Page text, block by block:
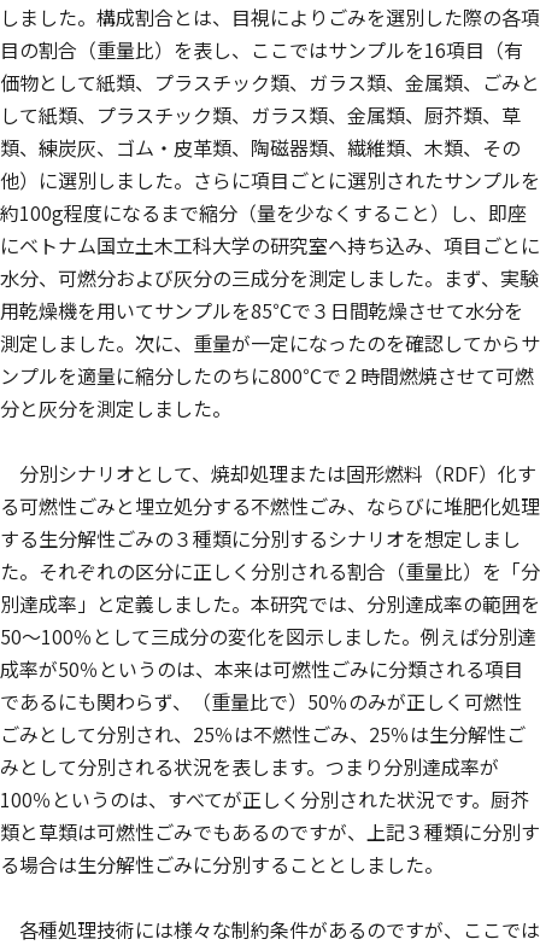
しました。構成割合とは、目視によりごみを選別した際の各項
目の割合（重量比）を表し、ここではサンプルを16項目（有
価物として紙類、プラスチック類、ガラス類、金属類、ごみと
して紙類、プラスチック類、ガラス類、金属類、厨芥類、草
類、練炭灰、ゴム・皮革類、陶磁器類、繊維類、木類、その
他）に選別しました。さらに項目ごとに選別されたサンプルを
約100g程度になるまで縮分（量を少なくすること）し、即座
にベトナム国立土木工科大学の研究室へ持ち込み、項目ごとに
水分、可燃分および灰分の三成分を測定しました。まず、実験
用乾燥機を用いてサンプルを85℃で３日間乾燥させて水分を
測定しました。次に、重量が一定になったのを確認してからサ
ンプルを適量に縮分したのちに800℃で２時間燃焼させて可燃
分と灰分を測定しました。
分別シナリオとして、焼却処理または固形燃料（RDF）化す
る可燃性ごみと埋立処分する不燃性ごみ、ならびに堆肥化処理
する生分解性ごみの３種類に分別するシナリオを想定しまし
た。それぞれの区分に正しく分別される割合（重量比）を「分
別達成率」と定義しました。本研究では、分別達成率の範囲を
50～100％として三成分の変化を図示しました。例えば分別達
成率が50％というのは、本来は可燃性ごみに分類される項目
であるにも関わらず、（重量比で）50％のみが正しく可燃性
ごみとして分別され、25％は不燃性ごみ、25％は生分解性ご
みとして分別される状況を表します。つまり分別達成率が
100％というのは、すべてが正しく分別された状況です。厨芥
類と草類は可燃性ごみでもあるのですが、上記３種類に分別す
る場合は生分解性ごみに分別することとしました。
各種処理技術には様々な制約条件があるのですが、ここでは